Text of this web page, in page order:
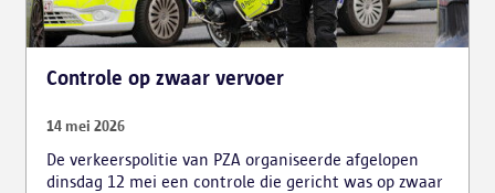
Controle op zwaar vervoer
14 mei 2026
De verkeerspolitie van PZA organiseerde afgelopen
dinsdag 12 mei een controle die gericht was op zwaar